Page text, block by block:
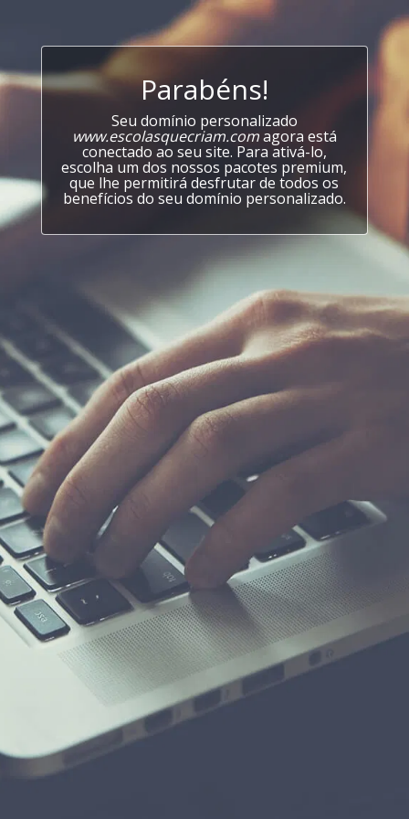
Parabéns!
Seu domínio personalizado
www.escolasquecriam.comagora está
conectado ao seu site. Para ativá-lo,
escolha um dos nossos pacotes premium,
que lhe permitirá desfrutar de todos os
benefícios do seu domínio personalizado.